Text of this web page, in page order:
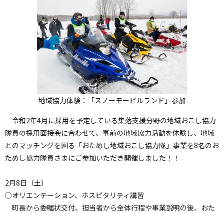
地域協力体験：「スノーモービルランド」参加
令和2年4月に採用を予定している集落支援分野の地域おこし協力
隊員の採用面接会に合わせて、事前の地域協力活動を体験し、地域
とのマッチングを図る「おためし地域おこし協力隊」事業を8名のお
ためし協力隊員さまにご参加いただき開催しました！！
2月8日（土）
○オリエンテーション、ホスピタリティ講習
町長から委嘱状交付、担当者から全体行程や事業説明の後、おた